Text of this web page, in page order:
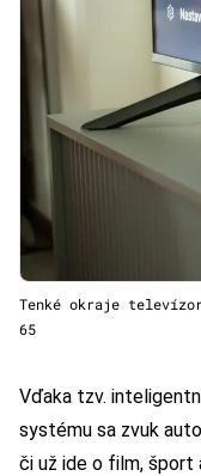
Tenké okraje
65
Vďaka tzv.
systému sa zvuk
či už ide o film, šport